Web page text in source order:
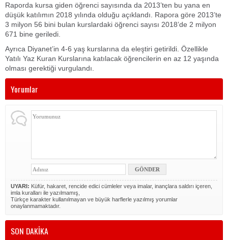
Raporda kursa giden öğrenci sayısında da 2013’ten bu yana en
düşük katılımın 2018 yılında olduğu açıklandı. Rapora göre 2013’te
3 milyon 56 bini bulan kurslardaki öğrenci sayısı 2018’de 2 milyon
671 bine geriledi.
Ayrıca Diyanet’in 4-6 yaş kurslarına da eleştiri getirildi. Özellikle
Yatılı Yaz Kuran Kurslarına katılacak öğrencilerin en az 12 yaşında
olması gerektiği vurgulandı.
Yorumlar
UYARI: Küfür, hakaret, rencide edici cümleler veya imalar, inançlara saldırı içeren,
imla kuralları ile yazılmamış,
Türkçe karakter kullanılmayan ve büyük harflerle yazılmış yorumlar
onaylanmamaktadır.
SON DAKİKA